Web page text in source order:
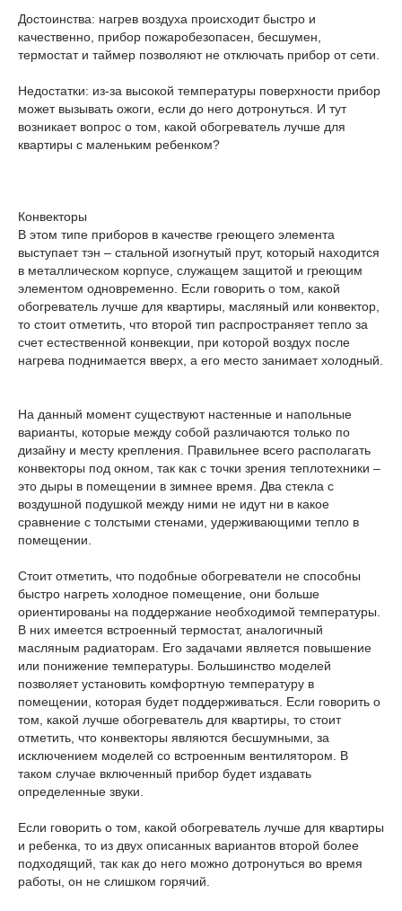
Достоинства: нагрев воздуха происходит быстро и
качественно, прибор пожаробезопасен, бесшумен,
термостат и таймер позволяют не отключать прибор от сети.
Недостатки: из-за высокой температуры поверхности прибор
может вызывать ожоги, если до него дотронуться. И тут
возникает вопрос о том, какой обогреватель лучше для
квартиры с маленьким ребенком?
Конвекторы
В этом типе приборов в качестве греющего элемента
выступает тэн – стальной изогнутый прут, который находится
в металлическом корпусе, служащем защитой и греющим
элементом одновременно. Если говорить о том, какой
обогреватель лучше для квартиры, масляный или конвектор,
то стоит отметить, что второй тип распространяет тепло за
счет естественной конвекции, при которой воздух после
нагрева поднимается вверх, а его место занимает холодный.
На данный момент существуют настенные и напольные
варианты, которые между собой различаются только по
дизайну и месту крепления. Правильнее всего располагать
конвекторы под окном, так как с точки зрения теплотехники –
это дыры в помещении в зимнее время. Два стекла с
воздушной подушкой между ними не идут ни в какое
сравнение с толстыми стенами, удерживающими тепло в
помещении.
Стоит отметить, что подобные обогреватели не способны
быстро нагреть холодное помещение, они больше
ориентированы на поддержание необходимой температуры.
В них имеется встроенный термостат, аналогичный
масляным радиаторам. Его задачами является повышение
или понижение температуры. Большинство моделей
позволяет установить комфортную температуру в
помещении, которая будет поддерживаться. Если говорить о
том, какой лучше обогреватель для квартиры, то стоит
отметить, что конвекторы являются бесшумными, за
исключением моделей со встроенным вентилятором. В
таком случае включенный прибор будет издавать
определенные звуки.
Если говорить о том, какой обогреватель лучше для квартиры
и ребенка, то из двух описанных вариантов второй более
подходящий, так как до него можно дотронуться во время
работы, он не слишком горячий.